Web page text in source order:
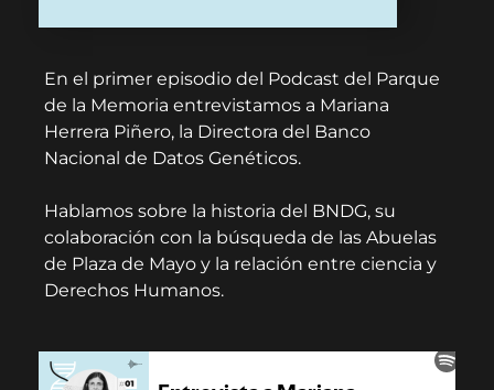
En el primer episodio del Podcast del Parque
de la Memoria entrevistamos a Mariana
Herrera Piñero, la Directora del Banco
Nacional de Datos Genéticos.
Hablamos sobre la historia del BNDG, su
colaboración con la búsqueda de las Abuelas
de Plaza de Mayo y la relación entre ciencia y
Derechos Humanos.